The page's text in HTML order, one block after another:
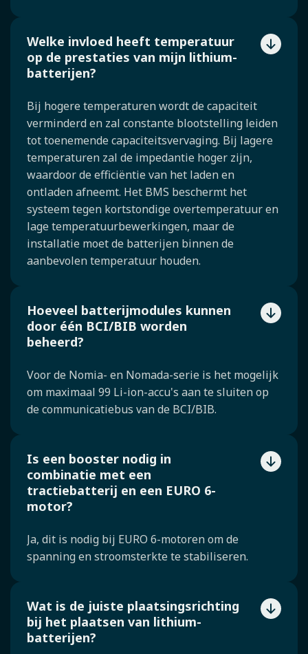
Welke invloed heeft temperatuur
op de prestaties van mijn lithium-
batterijen?
Bij hogere temperaturen wordt de capaciteit
verminderd en zal constante blootstelling leiden
tot toenemende capaciteitsvervaging. Bij lagere
temperaturen zal de impedantie hoger zijn,
waardoor de efficiëntie van het laden en
ontladen afneemt. Het BMS beschermt het
systeem tegen kortstondige overtemperatuur en
lage temperatuurbewerkingen, maar de
installatie moet de batterijen binnen de
aanbevolen temperatuur houden.
Hoeveel batterijmodules kunnen
door één BCI/BIB worden
beheerd?
Voor de Nomia- en Nomada-serie is het mogelijk
om maximaal 99 Li-ion-accu's aan te sluiten op
de communicatiebus van de BCI/BIB.
Is een booster nodig in
combinatie met een
tractiebatterij en een EURO 6-
motor?
Ja, dit is nodig bij EURO 6-motoren om de
spanning en stroomsterkte te stabiliseren.
Wat is de juiste plaatsingsrichting
bij het plaatsen van lithium-
batterijen?